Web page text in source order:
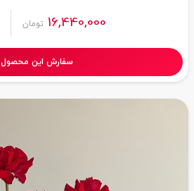
16,440,000 تومان
سفارش این محصول